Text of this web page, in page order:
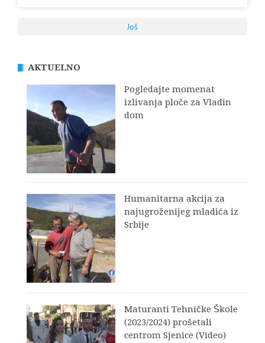
Još
AKTUELNO
Pogledajte momenat
izlivanja ploče za Vladin
dom
Humanitarna akcija za
najugroženijeg mladića iz
Srbije
Maturanti Tehničke Škole
(2023/2024) prošetali
centrom Sjenice (Video)